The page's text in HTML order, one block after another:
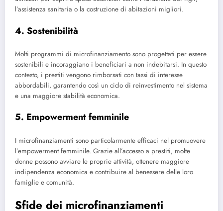
l’assistenza sanitaria o la costruzione di abitazioni migliori.
4. Sostenibilità
Molti programmi di microfinanziamento sono progettati per essere
sostenibili e incoraggiano i beneficiari a non indebitarsi. In questo
contesto, i prestiti vengono rimborsati con tassi di interesse
abbordabili, garantendo così un ciclo di reinvestimento nel sistema
e una maggiore stabilità economica.
5. Empowerment femminile
I microfinanziamenti sono particolarmente efficaci nel promuovere
l’empowerment femminile. Grazie all’accesso a prestiti, molte
donne possono avviare le proprie attività, ottenere maggiore
indipendenza economica e contribuire al benessere delle loro
famiglie e comunità.
Sfide dei microfinanziamenti